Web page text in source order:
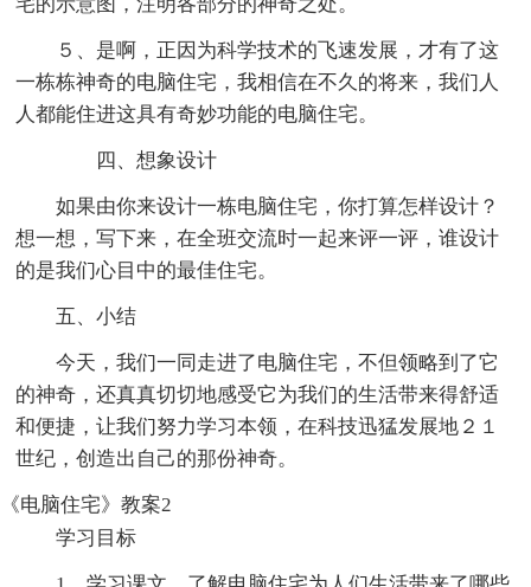
５、是啊，正因为科学技术的飞速发展，才有了这
一栋栋神奇的电脑住宅，我相信在不久的将来，我们人
人都能住进这具有奇妙功能的电脑住宅。
四、想象设计
如果由你来设计一栋电脑住宅，你打算怎样设计？
想一想，写下来，在全班交流时一起来评一评，谁设计
的是我们心目中的最佳住宅。
五、小结
今天，我们一同走进了电脑住宅，不但领略到了它
的神奇，还真真切切地感受它为我们的生活带来得舒适
和便捷，让我们努力学习本领，在科技迅猛发展地２１
世纪，创造出自己的那份神奇。
《电脑住宅》教案2
学习目标